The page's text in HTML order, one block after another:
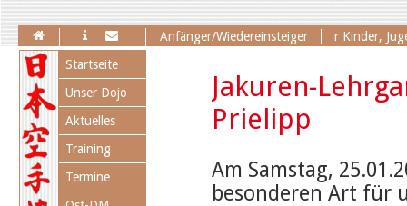
Anfänger/Wiedereinsteiger
Erweiterung des Trainingsangebotes für Kinder, Jugendl.
Jakuren-
Prielipp
Am Samstag,
besonderen Art für
Navigation
überspringen
Startseite
Unser Dojo
Aktuelles
Training
Termine